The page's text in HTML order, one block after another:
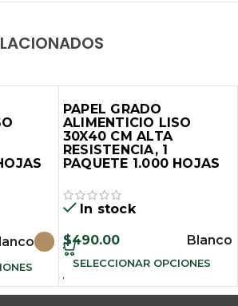
PAPEL GRADO
ALIMENTICIO LISO
30X40 CM ALTA
RESISTENCIA, 1
PAQUETE 1.000 HOJAS
In stock
$490.00 Blanco
SELECCIONAR OPCIONES